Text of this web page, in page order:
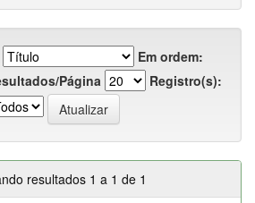
Em ordem:
Página
Registro(s):
resultados 1 a 1 de 1